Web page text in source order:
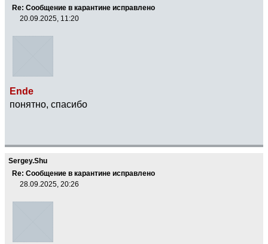
Re: Сообщение в карантине исправлено
20.09.2025, 11:20
Ende
понятно, спасибо
Sergey.Shu
Re: Сообщение в карантине исправлено
28.09.2025, 20:26